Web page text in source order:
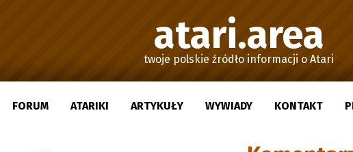
atari.area
twoje polskie źródło informacji o Atari
FORUM ATARIKI ARTYKUŁY WYWIADY KONTAKT